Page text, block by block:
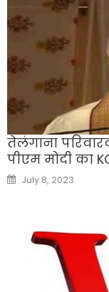
तेलंगाना
पीएम मोदी का
Posted
on
July 8, 2023